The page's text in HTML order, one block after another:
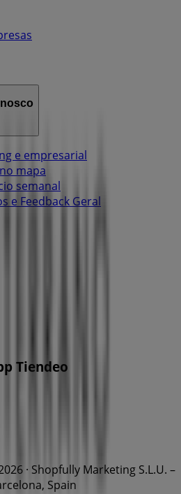
e empresarial
mapa
semanal
e Feedback Geral
Tiendeo
· Shopfully Marketing S.L.U. –
Spain